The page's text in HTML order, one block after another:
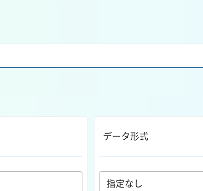
データ形式